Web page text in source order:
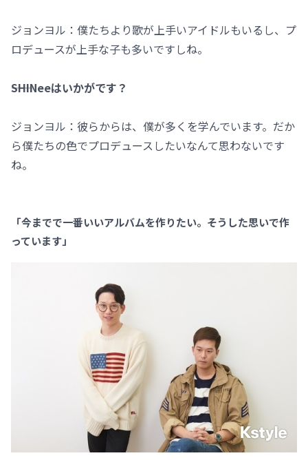
ジョンヨル：僕たちより歌が上手いアイドルもいるし、プ
ロデュースが上手な子も多いですしね。
――SHINeeはいかがです？
ジョンヨル：彼らからは、僕が多くを学んでいます。だか
ら僕たちの色でプロデュースしたいなんて思わないです
ね。
「今までで一番いいアルバムを作りたい。そうした思いで作
っています」